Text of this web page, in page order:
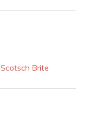
Scotsch Brite